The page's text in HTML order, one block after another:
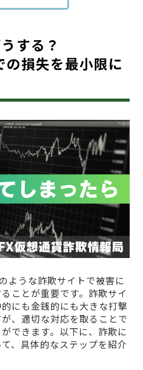
する？
の損失を最小限に
ような詐欺サイトで被害に
ことが重要です。詐欺サイ
にも金銭的にも大きな打撃
、適切な対応を取ることで
できます。以下に、詐欺に
、具体的なステップを紹介